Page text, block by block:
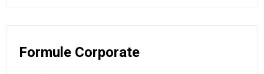
Formule Corporate